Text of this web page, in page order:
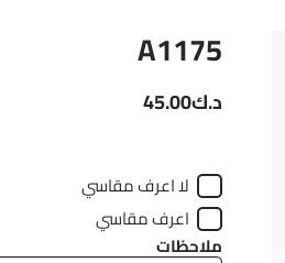
A1175
د.ك45.00
لا اعرف مقاسي
اعرف مقاسي
ملاحظات